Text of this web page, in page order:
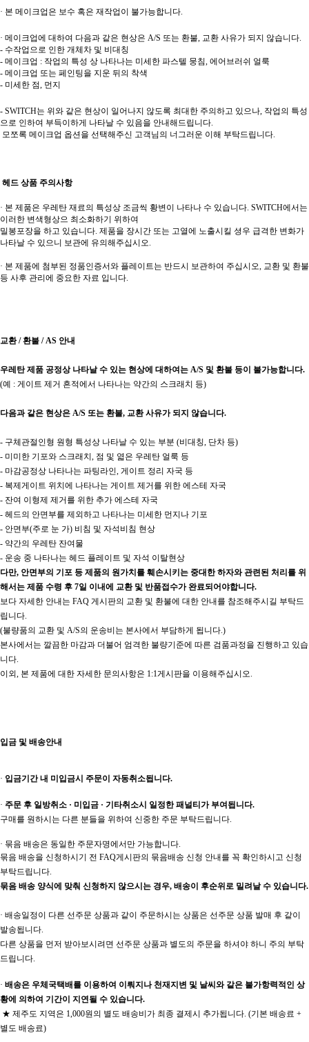
· 본 메이크업은 보수 혹은 재작업이 불가능합니다.
· 메이크업에 대하여 다음과 같은 현상은 A/S 또는 환불, 교환 사유가 되지 않습니다.
- 수작업으로 인한 개체차 및 비대칭
- 메이크업 : 작업의 특성 상 나타나는 미세한 파스텔 뭉침, 에어브러쉬 얼룩
- 메이크업 또는 페인팅을 지운 뒤의 착색
- 미세한 점, 먼지
- SWITCH는 위와 같은 현상이 일어나지 않도록 최대한 주의하고 있으나, 작업의 특성
으로 인하여 부득이하게 나타날 수 있음을 안내해드립니다.
모쪼록 메이크업 옵션을 선택해주신 고객님의 너그러운 이해 부탁드립니다.
헤드 상품 주의사항
· 본 제품은 우레탄 재료의 특성상 조금씩 황변이 나타나 수 있습니다. SWITCH에서는
이러한 변색형상으 최소화하기 위하여
밀봉포장을 하고 있습니다. 제품을 장시간 또는 고열에 노출시킬 셩우 급격한 변화가
나타날 수 있으니 보관에 유의해주십시오.
· 본 제품에 첨부된 정품인증서와 플레이트는 반드시 보관하여 주십시오,
교환 및 환불
등 사후 관리에 중요한 자료 입니다.
교환 / 환불 / AS 안내
우레탄 제품 공정상 나타날 수 있는 현상에 대하여는 A/S 및 환불 등이 불가능합니다.
(예 : 게이트 제거 흔적에서 나타나는 약간의 스크래치 등)
다음과 같은 현상은 A/S 또는 환불, 교환 사유가 되지 않습니다.
- 구체관절인형 원형 특성상 나타날 수 있는 부분 (비대칭, 단차 등)
- 미미한 기포와 스크래치, 점 및 엷은 우레탄 얼룩 등
- 마감공정상 나타나는 파팅라인, 게이트 정리 자국 등
- 복제게이트 위치에 나타나는 게이트 제거를 위한 에스테 자국
- 잔여 이형제 제거를 위한 추가 에스테 자국
- 헤드의 안면부를 제외하고 나타나는 미세한 먼지나 기포
- 안면부(주로 눈 가) 비침 및 자석비침 현상
- 약간의 우레탄 잔여물
- 운송 중 나타나는 헤드 플레이트 및 자석 이탈현상
다만, 안면부의 기포 등 제품의 원가치를 훼손시키는 중대한 하자와 관련된 처리를 위
해서는 제품 수령 후 7일 이내에 교환 및 반품접수가 완료되어야합니다.
보다 자세한 안내는 FAQ 게시판의 교환 및 환불에 대한 안내를 참조해주시길 부탁드
립니다.
(불량품의 교환 및 A/S의 운송비는 본사에서 부담하게 됩니다.)
본사에서는 깔끔한 마감과 더불어 엄격한 불량기준에 따른 검품과정을 진행하고 있습
니다.
이외, 본 제품에 대한 자세한 문의사항은 1:1게시판을 이용해주십시오.
입금 및 배송안내
· 입금기간 내 미입금시 주문이 자동취소됩니다.
· 주문 후 일방취소 · 미입금 · 기타취소시 일정한 패널티가 부여됩니다.
구매를 원하시는 다른 분들을 위하여 신중한 주문 부탁드립니다.
· 묶음 배송은 동일한 주문자명에서만 가능합니다.
묶음 배송을 신청하시기 전 FAQ게시판의 묶음배송 신청 안내를 꼭 확인하시고 신청
부탁드립니다.
묶음 배송 양식에 맞춰 신청하지 않으시는 경우, 배송이 후순위로 밀려날 수 있습니다.
· 배송일정이 다른 선주문 상품과 같이 주문하시는 상품은 선주문 상품 발매 후 같이
발송됩니다.
다른 상품을 먼저 받아보시려면 선주문 상품과 별도의 주문을 하셔야 하니 주의 부탁
드립니다.
· 배송은 우체국택배를 이용하여 이뤄지나 천재지변 및 날씨와 같은 불가항력적인 상
황에 의하여 기간이 지연될 수 있습니다.
★ 제주도 지역은 1,000원의 별도 배송비가 최종 결제시 추가됩니다. (기본 배송료 +
별도 배송료)